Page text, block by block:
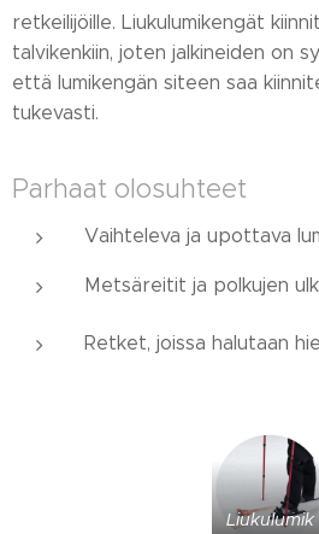
retkeilijöille. Liukulumikengät
talvikenkiin, joten jalkineiden on
että lumikengän siteen saa
tukevasti.
Parhaat olosuhteet
Vaihteleva ja upottava
Metsäreitit ja polkujen
Retket, joissa halutaan
Liukulumik